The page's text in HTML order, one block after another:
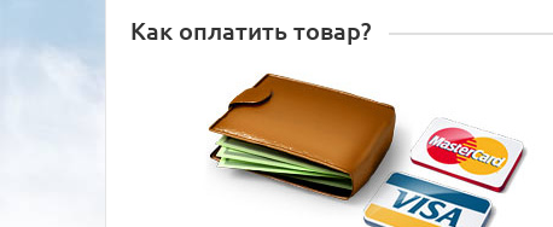
Как оплатить товар?